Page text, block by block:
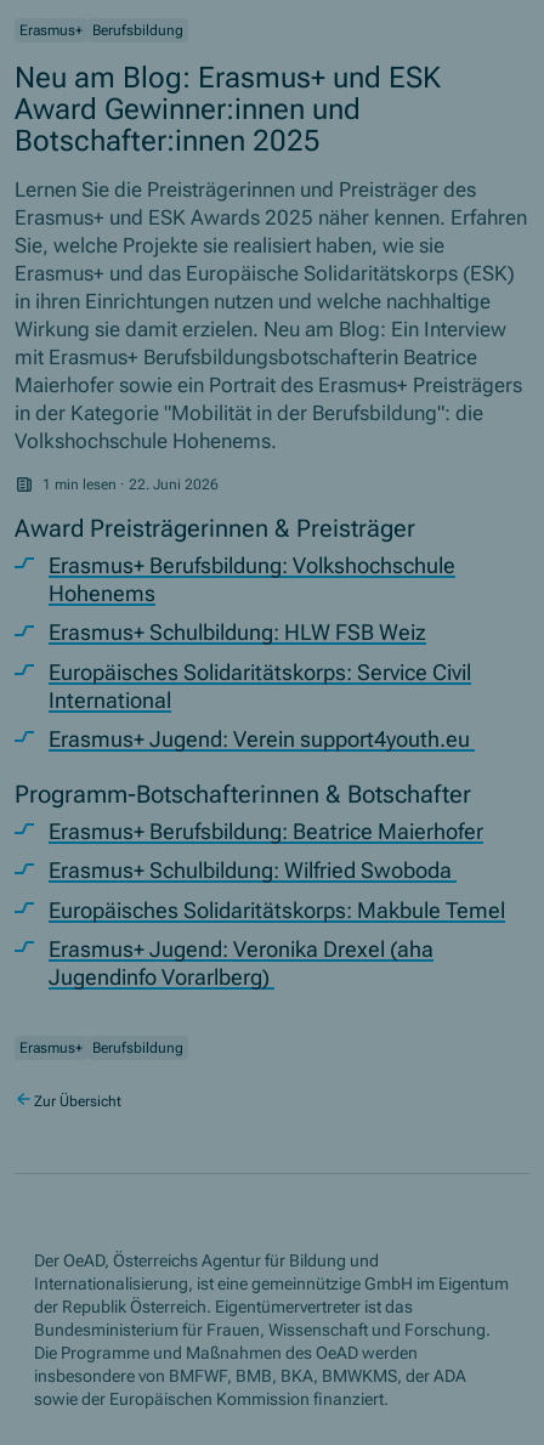
Erasmus+ Berufsbildung
Neu am Blog: Erasmus+ und ESK
Award Gewinner:innen und
Botschafter:innen 2025
Lernen Sie die Preisträgerinnen und Preisträger des
Erasmus+ und ESK Awards 2025 näher kennen. Erfahren
Sie, welche Projekte sie realisiert haben, wie sie
Erasmus+ und das Europäische Solidaritätskorps (ESK)
in ihren Einrichtungen nutzen und welche nachhaltige
Wirkung sie damit erzielen. Neu am Blog: Ein Interview
mit Erasmus+ Berufsbildungsbotschafterin Beatrice
Maierhofer sowie ein Portrait des Erasmus+ Preisträgers
in der Kategorie "Mobilität in der Berufsbildung": die
Volkshochschule Hohenems.
1 min lesen · 22. Juni 2026
Award Preisträgerinnen & Preisträger
Erasmus+ Berufsbildung: Volkshochschule
Hohenems
Erasmus+ Schulbildung: HLW FSB Weiz
Europäisches Solidaritätskorps: Service Civil
International
Erasmus+ Jugend: Verein support4youth.eu
Programm-Botschafterinnen & Botschafter
Erasmus+ Berufsbildung: Beatrice Maierhofer
Erasmus+ Schulbildung: Wilfried Swoboda
Europäisches Solidaritätskorps: Makbule Temel
Erasmus+ Jugend: Veronika Drexel (aha
Jugendinfo Vorarlberg)
Erasmus+ Berufsbildung
Zur Übersicht
Der OeAD, Österreichs Agentur für Bildung und
Internationalisierung, ist eine gemeinnützige GmbH im Eigentum
der Republik Österreich. Eigentümervertreter ist das
Bundesministerium für Frauen, Wissenschaft und Forschung.
Die Programme und Maßnahmen des OeAD werden
insbesondere von BMFWF, BMB, BKA, BMWKMS, der ADA
sowie der Europäischen Kommission finanziert.